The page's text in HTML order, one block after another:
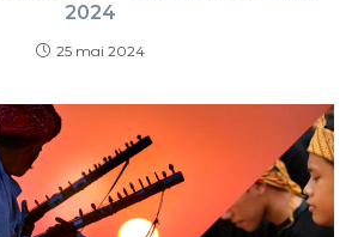
2024
25 mai 2024